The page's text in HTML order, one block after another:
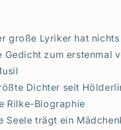
große Lyriker hat
Gedicht zum erstenmal
Dichter seit
Rilke-Biographie
Seele trägt ein